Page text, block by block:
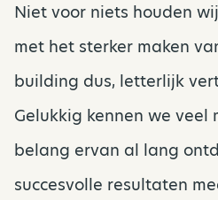
Niet voor niets houden
met het sterker maken
building dus, letterlijk
Gelukkig kennen we veel
belang ervan al lang
succesvolle resultaten